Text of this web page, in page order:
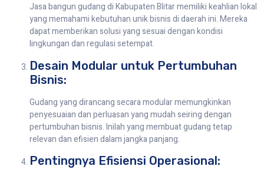
Jasa bangun gudang di Kabupaten Blitar memiliki keahlian lokal
yang memahami kebutuhan unik bisnis di daerah ini. Mereka
dapat memberikan solusi yang sesuai dengan kondisi
lingkungan dan regulasi setempat.
Desain Modular untuk Pertumbuhan
Bisnis:
Gudang yang dirancang secara modular memungkinkan
penyesuaian dan perluasan yang mudah seiring dengan
pertumbuhan bisnis. Inilah yang membuat gudang tetap
relevan dan efisien dalam jangka panjang.
Pentingnya Efisiensi Operasional: